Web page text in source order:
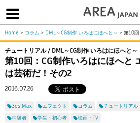
体験版で始める 学生向け無償版
About us | フォーラム | お問合せ
コラム
ムービー
Movies
イベント
Home > コラム > DML～CG制作 いろはにほへと～ > 第10
チュートリアル / DML～CG制作 いろはにほへと～
第10回：CG制作いろはにほへと
は芸術だ！その2
2016.07.26
3ds Max エフェクト コラム チュートリアル
中級者
学生・初心者 映画・TV